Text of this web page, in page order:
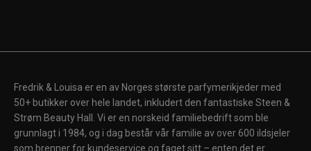
Fredrik & Louisa er en av Norges største parfymerikjeder med
50+ butikker over hele landet, inkludert den fantastiske Steen &
Strøm Beauty Hall. Vi er en norskeid familiebedrift som ble
grunnlagt i 1984, og i dag består vår familie av over 600 ildsjeler
som brenner for kundeservice og faget sitt – enten det er